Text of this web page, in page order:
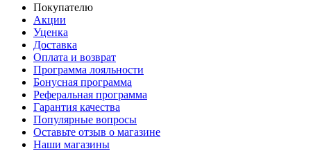
Покупателю
Акции
Уценка
Доставка
Оплата и возврат
Программа лояльности
Бонусная программа
Реферальная программа
Гарантия качества
Популярные вопросы
Оставьте отзыв о магазине
Наши магазины